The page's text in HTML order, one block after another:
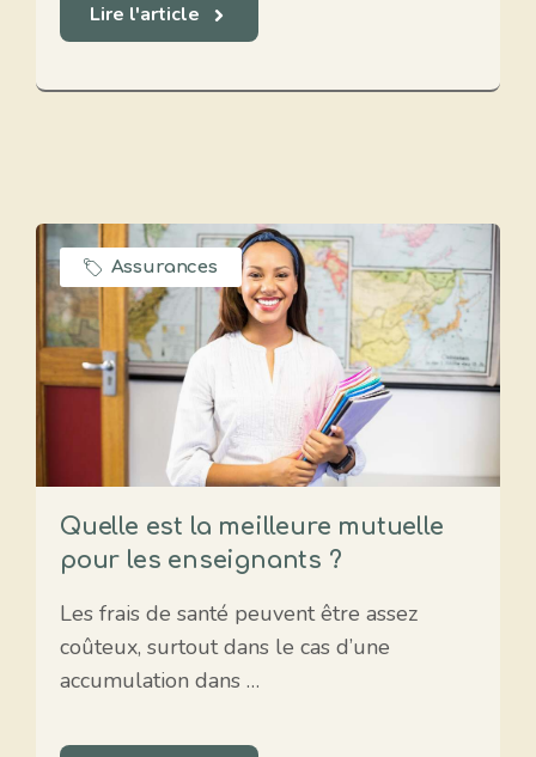
Lire l'article
Assurances
Quelle est la meilleure mutuelle
pour les enseignants ?
Les frais de santé peuvent être assez
coûteux, surtout dans le cas d’une
accumulation dans …